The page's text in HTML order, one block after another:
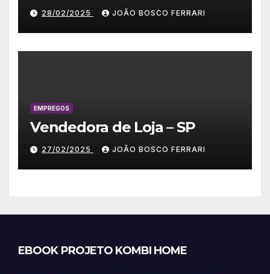
28/02/2025 JOÃO BOSCO FERRARI
EMPREGOS
Vendedora de Loja – SP
27/02/2025 JOÃO BOSCO FERRARI
EBOOK PROJETO KOMBI HOME